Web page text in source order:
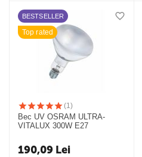
BESTSELLER
Top rated
(1)
Bec UV OSRAM ULTRA-
VITALUX 300W E27
190,09 Lei